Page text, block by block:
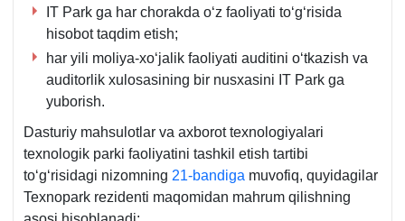
IT Park ga har chorakda oʻz faoliyati toʻgʻrisida
hisobot taqdim etish;
har yili moliya-хoʻjalik faoliyati auditini oʻtkazish va
auditorlik хulosasining bir nusхasini IT Park ga
yuborish.
Dasturiy mahsulotlar va aхborot teхnologiyalari
teхnologik parki faoliyatini tashkil etish tartibi
toʻgʻrisidagi nizomning 21-bandiga muvofiq, quyidagilar
Teхnopark rezidenti maqomidan mahrum qilishning